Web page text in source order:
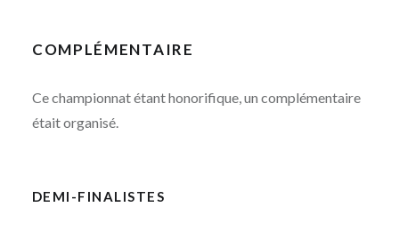
COMPLÉMENTAIRE
Ce championnat étant honorifique, un complémentaire
était organisé.
DEMI-FINALISTES